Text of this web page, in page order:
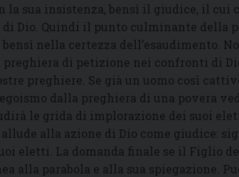
la sua insistenza, bensì il giudice, il cui
Dio. Quindi il punto culminante della
nella certezza dell’esaudimento.
di petizione nei confronti di
preghiere. Se già un uomo così
dalla preghiera di una povera
le grida di implorazione dei suoi
alla azione di Dio come giudice:
eletti. La domanda finale se il Figlio
alla parabola e alla sua spiegazione.